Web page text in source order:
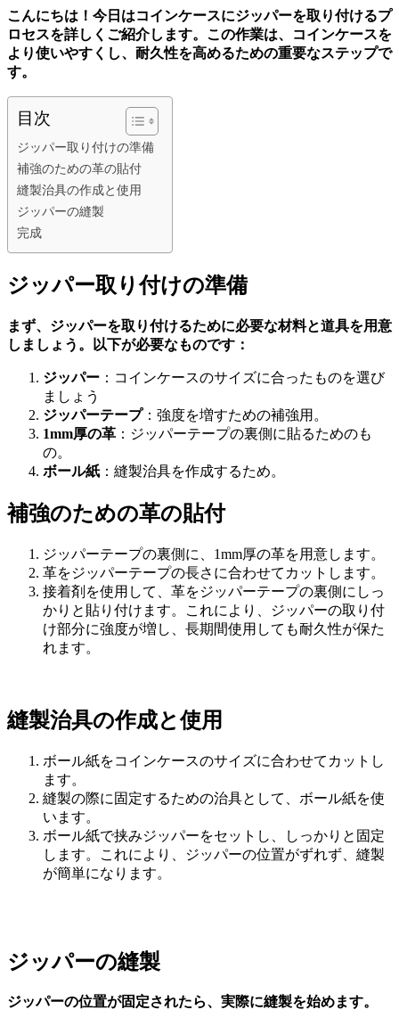
こんにちは！今日はコインケースにジッパーを取り付けるプ
ロセスを詳しくご紹介します。この作業は、コインケースを
より使いやすくし、耐久性を高めるための重要なステップで
す。
目次
ジッパー取り付けの準備
補強のための革の貼付
縫製治具の作成と使用
ジッパーの縫製
完成
ジッパー取り付けの準備
まず、ジッパーを取り付けるために必要な材料と道具を用意
しましょう。以下が必要なものです：
ジッパー ：コインケースのサイズに合ったものを選び
ましょう
ジッパーテープ：強度を増すための補強用。
1mm厚の革 ：ジッパーテープの裏側に貼るためのも
の。
ボール紙 ：縫製治具を作成するため。
補強のための革の貼付
ジッパーテープの裏側に、1mm厚の革を用意します。
革をジッパーテープの長さに合わせてカットします。
接着剤を使用して、革をジッパーテープの裏側にしっ
かりと貼り付けます。これにより、ジッパーの取り付
け部分に強度が増し、長期間使用しても耐久性が保た
れます。
縫製治具の作成と使用
ボール紙をコインケースのサイズに合わせてカットし
ます。
縫製の際に固定するための治具として、ボール紙を使
います。
ボール紙で挟みジッパーをセットし、しっかりと固定
します。これにより、ジッパーの位置がずれず、縫製
が簡単になります。
ジッパーの縫製
ジッパーの位置が固定されたら、実際に縫製を始めます。